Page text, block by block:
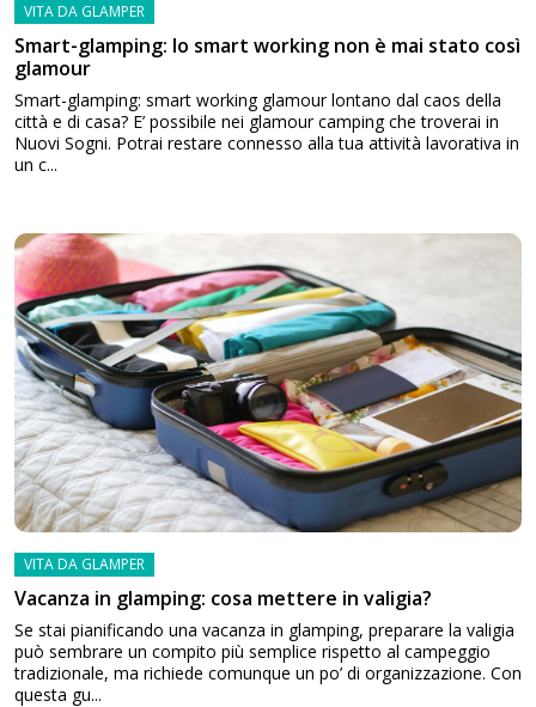
VITA DA GLAMPER
Smart-glamping: lo smart working non è mai stato così
glamour
Smart-glamping: smart working glamour lontano dal caos della
città e di casa? E’ possibile nei glamour camping che troverai in
Nuovi Sogni. Potrai restare connesso alla tua attività lavorativa in
un c...
VITA DA GLAMPER
Vacanza in glamping: cosa mettere in valigia?
Se stai pianificando una vacanza in glamping, preparare la valigia
può sembrare un compito più semplice rispetto al campeggio
tradizionale, ma richiede comunque un po’ di organizzazione. Con
questa gu...